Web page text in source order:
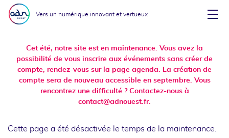
Aller au menu
Aller au contenu
Vers un numérique innovant et vertueux
Cet été, notre site est en maintenance. Vous avez la
possibilité de vous inscrire aux événements sans créer de
compte, rendez-vous sur la page agenda. La création de
compte sera de nouveau accessible en septembre. Vous
rencontrez une difficulté ? Contactez-nous à
contact@adnouest.fr.
Cette page a été désactivée le temps de la maintenance.